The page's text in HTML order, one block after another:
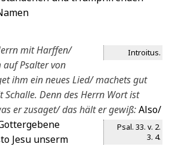
Introitus.
mit Harffen/
Psalter von
ihm ein neues Lied/ machets gut
Schalle. Denn des Herrn Wort ist
er zusaget/ das hält er gewiß:
Psal. 33. v. 2.
3. 4.
Also/
Jesu unserm